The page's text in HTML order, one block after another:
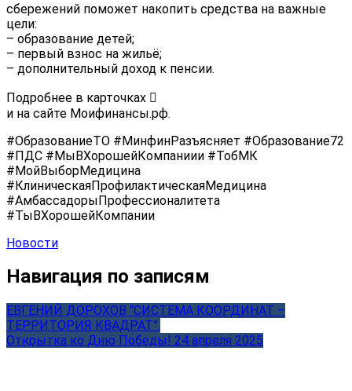
сбережений поможет накопить средства на важные
цели:
– образование детей;
– первый взнос на жильё;
– дополнительный доход к пенсии.
Подробнее в карточках
и на сайте Моифинансы.рф.
#ОбразованиеТО #МинфинРазъясняет #Образование72
#ПДС #МыВХорошейКомпаниии #ТобМК
#МойВыборМедицина
#КлиническаяПрофилактическаяМедицина
#АмбассадорыПрофессионалитета
#ТыВХорошейКомпании
Новости
Навигация по записям
ЕВГЕНИЙ ДОРОХОВ “СИСТЕМА КООРДИНАТ –
ТЕРРИТОРИЯ КВАДРАТ”.
Открытка ко Дню Победы! 24 апреля 2025